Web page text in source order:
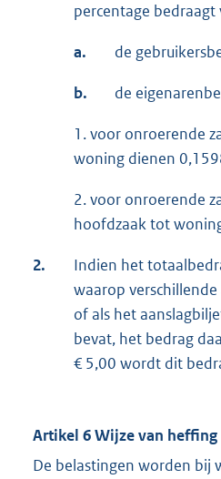
percentage bedraagt
a. de
b. de
1. voor onroerende
woning dienen
2. voor onroerende
hoofdzaak tot
2.
Indien het
waarop
of als het
bevat, het bedrag
€ 5,00 wordt dit
Artikel 6 Wijze van heffing
De belastingen worden bij